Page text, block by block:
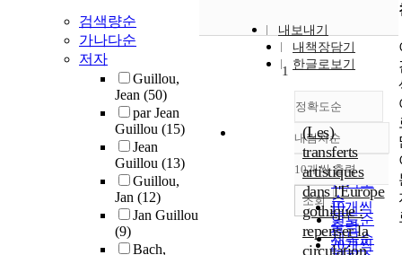
검색량순
가나다순
저자
Guillou,
Jean (50)
par Jean
Guillou (15)
Jean
Guillou (13)
Guillou,
Jan (12)
Jan Guillou
(9)
Bach,
내보내기
내책장담기
한글로보기
정확도순
정확도
순
인기도
순
연도순
제목순
내림차순
내림차순
10개씩 출력
10개씩
출력
20개씩
조회
1
(Les)
transferts
artistiques
dans l'Europe
gothique :
repenser la
circulation